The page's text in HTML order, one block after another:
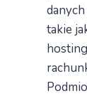
takie